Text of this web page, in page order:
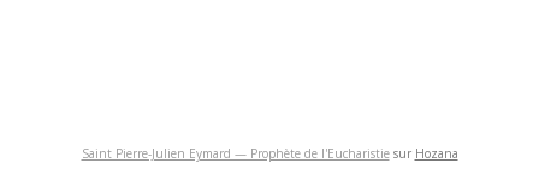
Saint Pierre-Julien Eymard — Prophète de l'Eucharistiesur Hozana